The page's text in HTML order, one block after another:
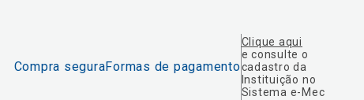
Compra seguraFormas de pagamento
Clique aqui
e consulte o
cadastro da
Instituição no
Sistema e-Mec